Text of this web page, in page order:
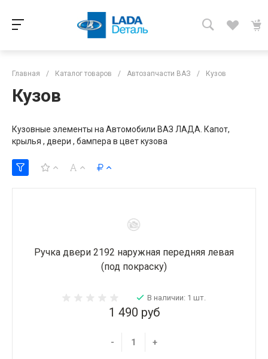
Главная / Каталог товаров / Автозапчасти ВАЗ / Кузов
Кузов
Кузовные элементы на Автомобили ВАЗ ЛАДА. Капот,
крылья , двери , бампера в цвет кузова
Ручка двери 2192 наружная передняя левая
(под покраску)
В наличии: 1 шт.
1 490 руб
- +